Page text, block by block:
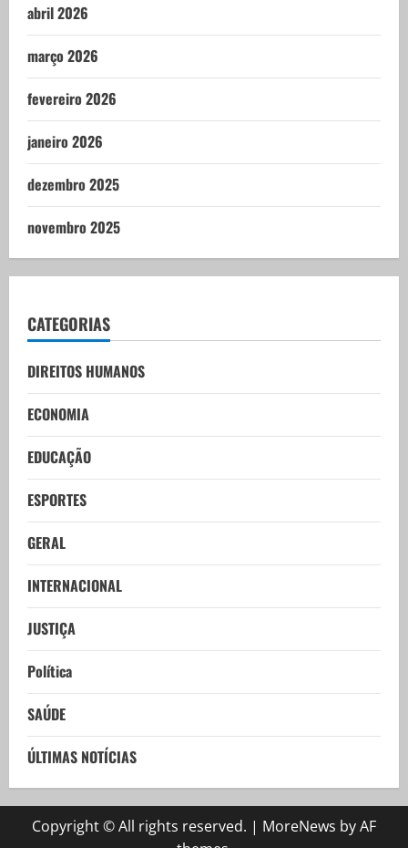
abril 2026
março 2026
fevereiro 2026
janeiro 2026
dezembro 2025
novembro 2025
CATEGORIAS
DIREITOS HUMANOS
ECONOMIA
EDUCAÇÃO
ESPORTES
GERAL
INTERNACIONAL
JUSTIÇA
Política
SAÚDE
ÚLTIMAS NOTÍCIAS
Copyright © All rights reserved. | MoreNews by AF